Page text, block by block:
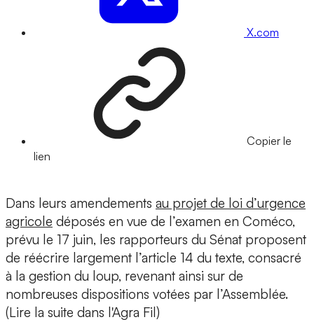
X.com
Copier le
lien
Dans leurs amendements au projet de loi d’urgence
agricole déposés en vue de l’examen en Coméco,
prévu le 17 juin, les rapporteurs du Sénat proposent
de réécrire largement l’article 14 du texte, consacré
à la gestion du loup, revenant ainsi sur de
nombreuses dispositions votées par l’Assemblée.
(Lire la suite dans l'Agra Fil)